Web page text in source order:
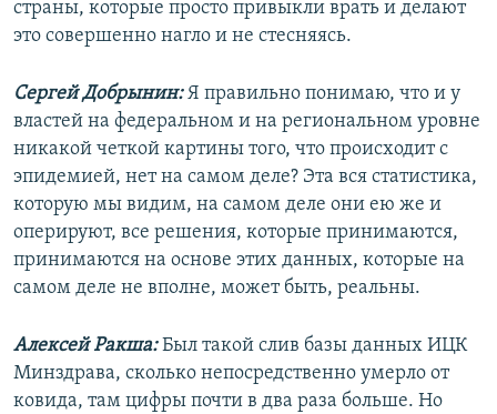
страны, которые просто привыкли врать и делают
это совершенно нагло и не стесняясь.
Сергей Добрынин:Я правильно понимаю, что и у
властей на федеральном и на региональном уровне
никакой четкой картины того, что происходит с
эпидемией, нет на самом деле? Эта вся статистика,
которую мы видим, на самом деле они ею же и
оперируют, все решения, которые принимаются,
принимаются на основе этих данных, которые на
самом деле не вполне, может быть, реальны.
Алексей Ракша:Был такой слив базы данных ИЦК
Минздрава, сколько непосредственно умерло от
ковида, там цифры почти в два раза больше. Но